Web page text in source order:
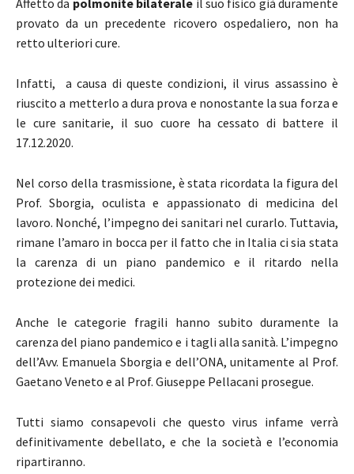
provato da un precedente ricovero ospedaliero, non ha
retto ulteriori cure.
Infatti, a causa di queste condizioni, il virus assassino è
riuscito a metterlo a dura prova e nonostante la sua forza e
le cure sanitarie, il suo cuore ha cessato di battere il
17.12.2020.
Nel corso della trasmissione, è stata ricordata la figura del
Prof. Sborgia, oculista e appassionato di medicina del
lavoro. Nonché, l’impegno dei sanitari nel curarlo. Tuttavia,
rimane l’amaro in bocca per il fatto che in Italia ci sia stata
la carenza di un piano pandemico e il ritardo nella
protezione dei medici.
Anche le categorie fragili hanno subito duramente la
carenza del piano pandemico e i tagli alla sanità. L’impegno
dell’Avv. Emanuela Sborgia e dell’ONA, unitamente al Prof.
Gaetano Veneto e al Prof. Giuseppe Pellacani prosegue.
Tutti siamo consapevoli che questo virus infame verrà
definitivamente debellato, e che la società e l’economia
ripartiranno.